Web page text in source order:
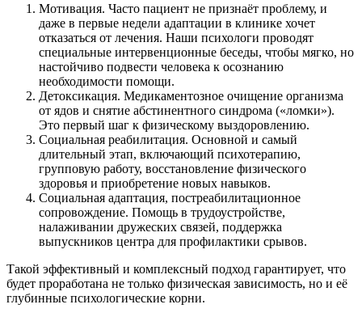
Мотивация. Часто пациент не признаёт проблему, и
даже в первые недели адаптации в клинике хочет
отказаться от лечения. Наши психологи проводят
специальные интервенционные беседы, чтобы мягко, но
настойчиво подвести человека к осознанию
необходимости помощи.
Детоксикация. Медикаментозное очищение организма
от ядов и снятие абстинентного синдрома («ломки»).
Это первый шаг к физическому выздоровлению.
Социальная реабилитация. Основной и самый
длительный этап, включающий психотерапию,
групповую работу, восстановление физического
здоровья и приобретение новых навыков.
Социальная адаптация, постреабилитационное
сопровождение. Помощь в трудоустройстве,
налаживании дружеских связей, поддержка
выпускников центра для профилактики срывов.
Такой эффективный и комплексный подход гарантирует, что
будет проработана не только физическая зависимость, но и её
глубинные психологические корни.